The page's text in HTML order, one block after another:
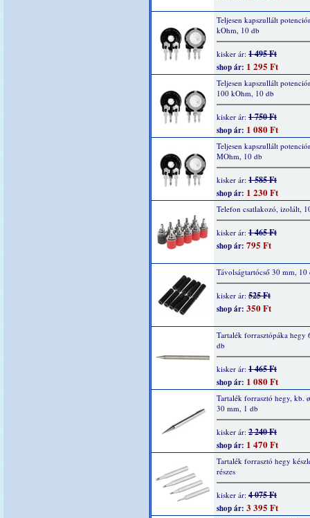
Teljesen kapszullált
kOhm, 10 db
kisker ár: 1 495 Ft
shop ár: 1 295 Ft
Teljesen kapszullált
100 kOhm, 10 db
kisker ár: 1 750 Ft
shop ár: 1 080 Ft
Teljesen kapszullált
MOhm, 10 db
kisker ár: 1 585 Ft
shop ár: 1 230 Ft
Telefon csatlakozó, izolált,
kisker ár: 1 465 Ft
shop ár: 795 Ft
Távolságtartócső 30 mm, 10
kisker ár: 525 Ft
shop ár: 350 Ft
Tartalék forrasztópáka hegy
db
kisker ár: 1 465 Ft
shop ár: 1 080 Ft
Tartalék forrasztó hegy, kb.
30 mm, 1 db
kisker ár: 2 240 Ft
shop ár: 1 470 Ft
Tartalék forrasztó hegy
részes
kisker ár: 4 075 Ft
shop ár: 3 395 Ft